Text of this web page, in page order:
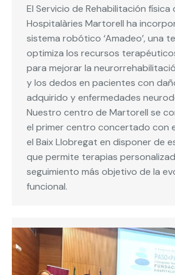
El Servicio de Rehabilitación física
Hospitalàries Martorell ha
sistema robótico ‘Amadeo’, una
optimiza los recursos
para mejorar la
y los dedos en pacientes con
adquirido y enfermedades
Nuestro centro de Martorell se
el primer centro concertado con
el Baix Llobregat en disponer de
que permite terapias
seguimiento más objetivo de la
funcional.